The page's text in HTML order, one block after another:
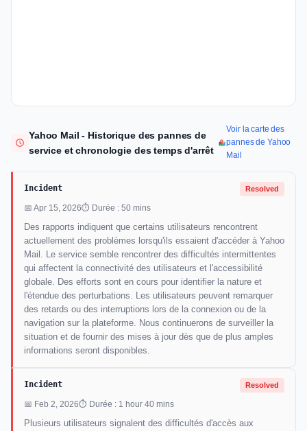
Yahoo Mail - Historique des pannes de
service et chronologie des temps d'arrêt
Voir la carte des
pannes de Yahoo
Mail
Incident Resolved
📅 Apr 15, 2026⏱ Durée : 50 mins
Des rapports indiquent que certains utilisateurs rencontrent
actuellement des problèmes lorsqu'ils essaient d'accéder à Yahoo
Mail. Le service semble rencontrer des difficultés intermittentes
qui affectent la connectivité des utilisateurs et l'accessibilité
globale. Des efforts sont en cours pour identifier la nature et
l'étendue des perturbations. Les utilisateurs peuvent remarquer
des retards ou des interruptions lors de la connexion ou de la
navigation sur la plateforme. Nous continuerons de surveiller la
situation et de fournir des mises à jour dès que de plus amples
informations seront disponibles.
Incident Resolved
📅 Feb 2, 2026⏱ Durée : 1 hour 40 mins
Plusieurs utilisateurs signalent des difficultés d'accès aux